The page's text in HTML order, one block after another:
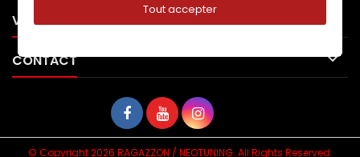
VOTRE COMPTE 
CONTACT 
© Copyright 2026 RAGAZZON / NEOTUNING. All Rights Reserved.
Tout accepter